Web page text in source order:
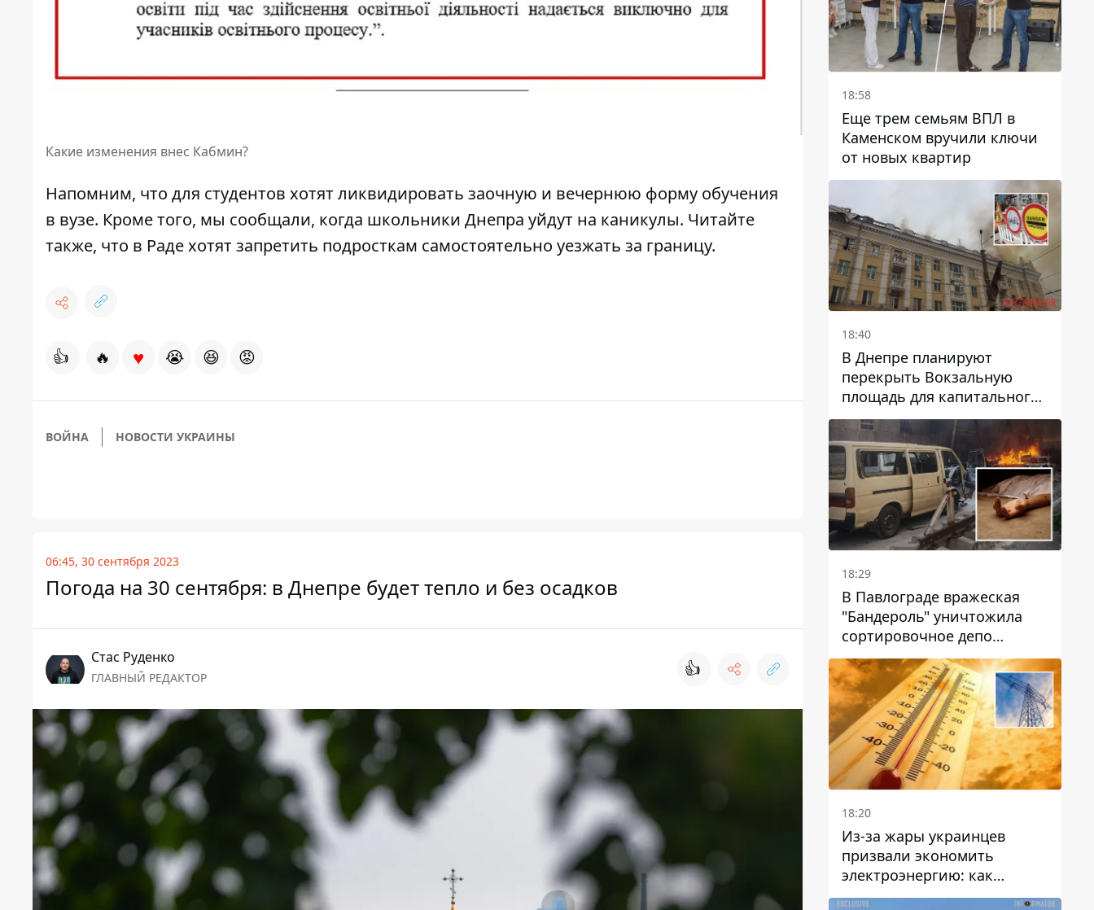
Какие изменения внес Кабмин?
Напомним, что для студентов хотят ликвидировать заочную и вечернюю форму обучения
в вузе. Кроме того, мы сообщали, когда школьники Днепра уйдут на каникулы. Читайте
также, что в Раде хотят запретить подросткам самостоятельно уезжать за границу.
👍 🔥 ♥ 😭 😆 😡
ВОЙНА НОВОСТИ УКРАИНЫ
06:45, 30 сентября 2023
Погода на 30 сентября: в Днепре будет тепло и без осадков
Стаc Руденко
ГЛАВНЫЙ РЕДАКТОР 👍
18:58
Еще трем семьям ВПЛ в
Каменском вручили ключи
от новых квартир
18:40
В Днепре планируют
перекрыть Вокзальную
площадь для капитального
ремонта дома, в который
попала вражеская ракета:
какие сроки
18:29
В Павлограде вражеская
"Бандероль" уничтожила
сортировочное депо
"Укрпошти" и убила двух
работниц
18:20
Из-за жары украинцев
призвали экономить
электроэнергию: как
избежать перегрузки сетей